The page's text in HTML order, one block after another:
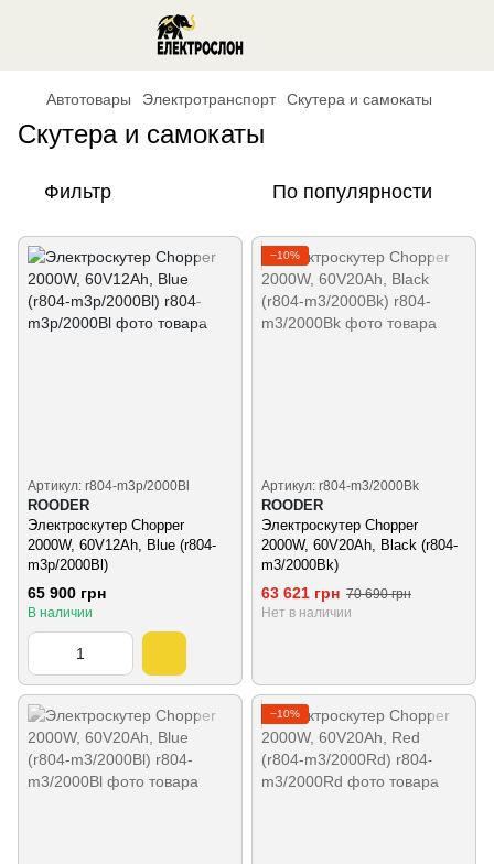
Автотовары Электротранспорт Скутера и самокаты
Скутера и самокаты
Фильтр По популярности
Артикул: r804-m3p/2000Bl
ROODER
Электроскутер Chopper
2000W, 60V12Ah, Blue (r804-
m3p/2000Bl)
65 900 грн
В наличии
−10%
Артикул: r804-m3/2000Bk
ROODER
Электроскутер Chopper
2000W, 60V20Ah, Black (r804-
m3/2000Bk)
63 621 грн 70 690 грн
Нет в наличии
−10%